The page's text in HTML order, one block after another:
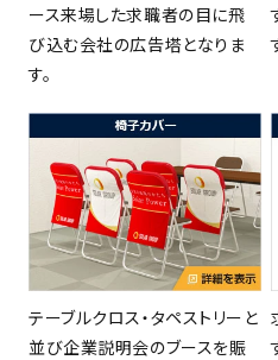
ース来場した求職者の目に飛
び込む会社の広告塔となりま
す。
テーブルクロス・タペストリーと
並び企業説明会のブースを賑